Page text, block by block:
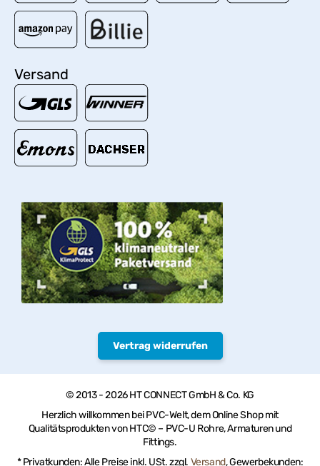
Versand
Vertrag widerrufen
© 2013 - 2026 HT CONNECT GmbH & Co. KG
Herzlich willkommen bei PVC-Welt, dem Online Shop mit
Qualitätsprodukten von HTC© – PVC-U Rohre, Armaturen und
Fittings.
* Privatkunden: Alle Preise inkl. USt. zzgl. Versand, Gewerbekunden: